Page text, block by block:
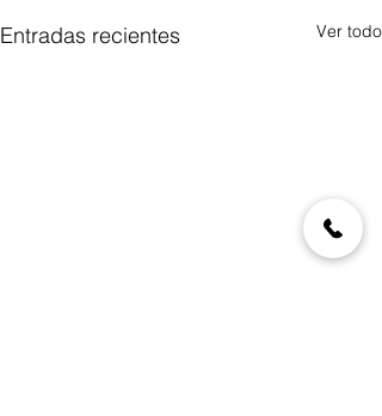
Entradas recientes Ver todo